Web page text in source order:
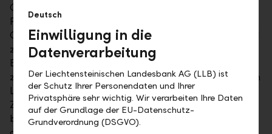
Gabriel Brenna ist seit 2012 Leiter der Division
Private Banking und Mitglied der Gruppen- und
Geschäftsleitung des Unternehmens. Er hat während
zwei Strategiephasen den Ausbau des Private-
Banking-Geschäfts vorangetrieben und wesentlich
zum Wachstum der LLB-Gruppe in den Heimmärkten
Liechtenstein, Österreich und der Schweiz sowie in
Zentral- und Osteuropa und im Nahen Osten
beigetragen. Gabriel Brenna ist zudem Vorsitzender
Deutsch
Einwilligung in die
Datenverarbeitung
Der Liechtensteinischen Landesbank AG (LLB) ist
der Schutz Ihrer Personendaten und Ihrer
Privatsphäre sehr wichtig. Wir verarbeiten Ihre Daten
auf der Grundlage der EU-Datenschutz-
Grundverordnung (DSGVO).